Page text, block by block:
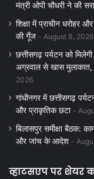
मंत्री ओपी चौधरी ने की
शिक्षा में प्राचीन धरोहर
की गूँज
August 8, 2026
छत्तीसगढ़ पर्यटन को
अग्रवाल से खास मुलाकात,
2026
गांधीनगर में छत्तीसगढ़
और प्राकृतिक छटा
बिलासपुर समीक्षा बैठक:
और जांच के आदेश
व्हाटसएप पर शेयर